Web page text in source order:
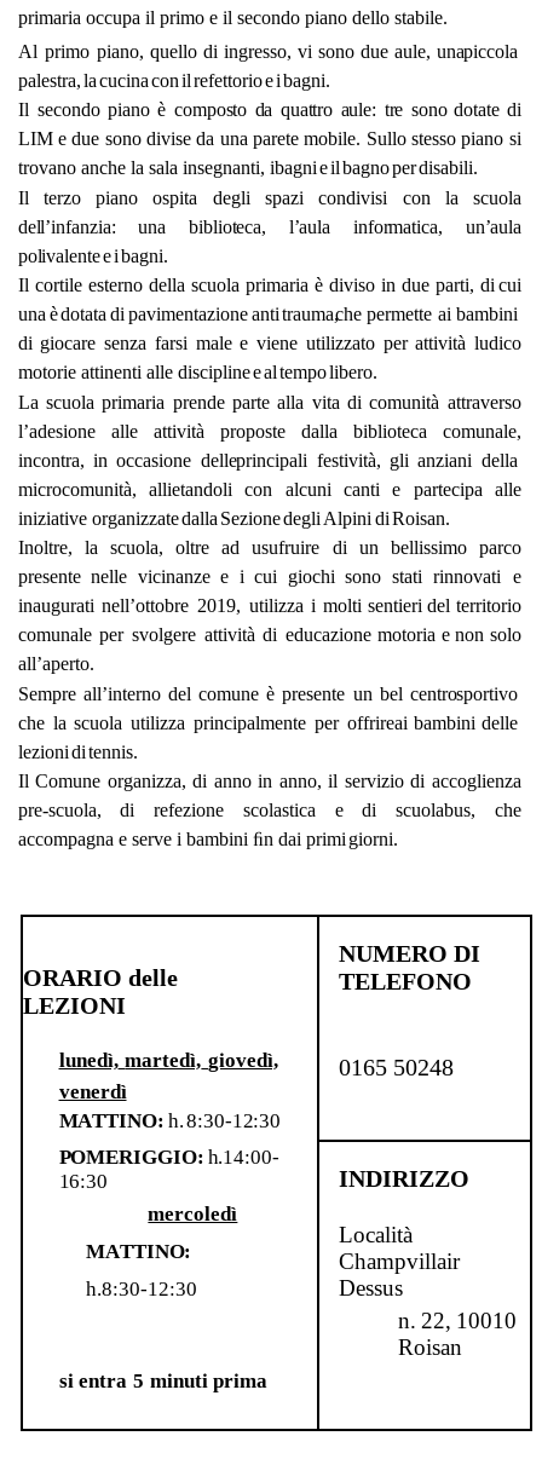
primaria occupa il primo e il secondo piano dello stabile.
Al primo piano, quello di ingresso, vi sono due aule, unapiccola
palestra,lacucinaconilrefettorioei bagni.
Il secondo piano è composto da quattro aule: tre sonodotate di
LIM e due sono divise da una parete mobile. Sullo stesso piano si
trovano anche la sala insegnanti, ibagnieilbagnoperdisabili.
Il terzo piano ospita degli spazi condivisi con la scuola
dell’infanzia: una biblioteca, l’aula informatica, un’aula
polivalenteeibagni.
Il cortile esterno della scuola primaria è diviso in due parti, di cui
una èdotata di pavimentazioneanti trauma,che permette ai bambini
di giocare senza farsi male e viene utilizzato per attività ludico
motorie attinenti alle disciplineealtempolibero.
La scuola primaria prende parte alla vita di comunità attraverso
l’adesione
alle attività proposte dalla biblioteca
comunale,
incontra, in occasione delleprincipali festività, gli anziani della
microcomunità,
allietandoli con alcuni canti e partecipa alle
iniziative organizzatedalla Sezionedegli Alpini diRoisan.
Inoltre, la scuola, oltre ad usufruire di un bellissimo
parco
presente nelle vicinanze e i cui giochi sono stati rinnovati
e
inaugurati nell’ottobre 2019, utilizza i molti sentieri del territorio
comunale per svolgere attività di educazione motoria e non solo
all’aperto.
Sempre all’interno del comune è presente un bel centrosportivo
che la scuola utilizza principalmente per offrireai bambini delle
lezioniditennis.
Il Comune organizza, di anno in anno, il servizio di accoglienza
pre-scuola,
di refezione scolastica e di
scuolabus, che
accompagna e serve i bambini ﬁn dai primi giorni.
ORARIO delle
LEZIONI
NUMERO DI
TELEFONO
lunedì, martedì, giovedì,
venerdì
MATTINO: h.8:30-1 2:30
POMERIGGIO: h.14:00-
16:30
mercoledì
MATTINO:
h.8:30-1 2:30
0165 50248
INDIRIZZO
Località
Champvillair
Dessus
n. 22, 10010
Roisan
si entra 5 minuti prima